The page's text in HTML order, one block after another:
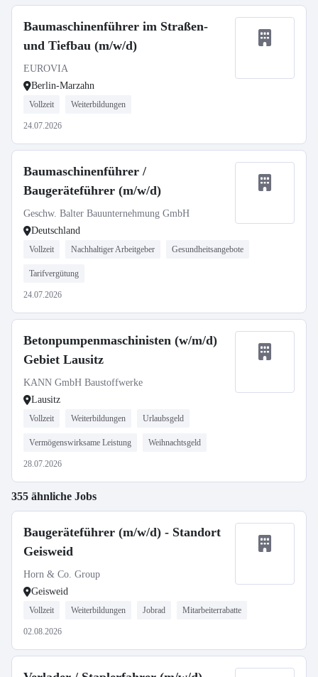
Baumaschinenführer im Straßen-
und Tiefbau (m/w/d)
EUROVIA
Berlin-Marzahn
Vollzeit Weiterbildungen
24.07.2026
Baumaschinenführer /
Baugeräteführer (m/w/d)
Geschw. Balter Bauunternehmung GmbH
Deutschland
Vollzeit Nachhaltiger Arbeitgeber Gesundheitsangebote
Tarifvergütung
24.07.2026
Betonpumpenmaschinisten (w/m/d)
Gebiet Lausitz
KANN GmbH Baustoffwerke
Lausitz
Vollzeit Weiterbildungen Urlaubsgeld
Vermögenswirksame Leistung Weihnachtsgeld
28.07.2026
355 ähnliche Jobs
Baugeräteführer (m/w/d) - Standort
Geisweid
Horn & Co. Group
Geisweid
Vollzeit Weiterbildungen Jobrad Mitarbeiterrabatte
02.08.2026